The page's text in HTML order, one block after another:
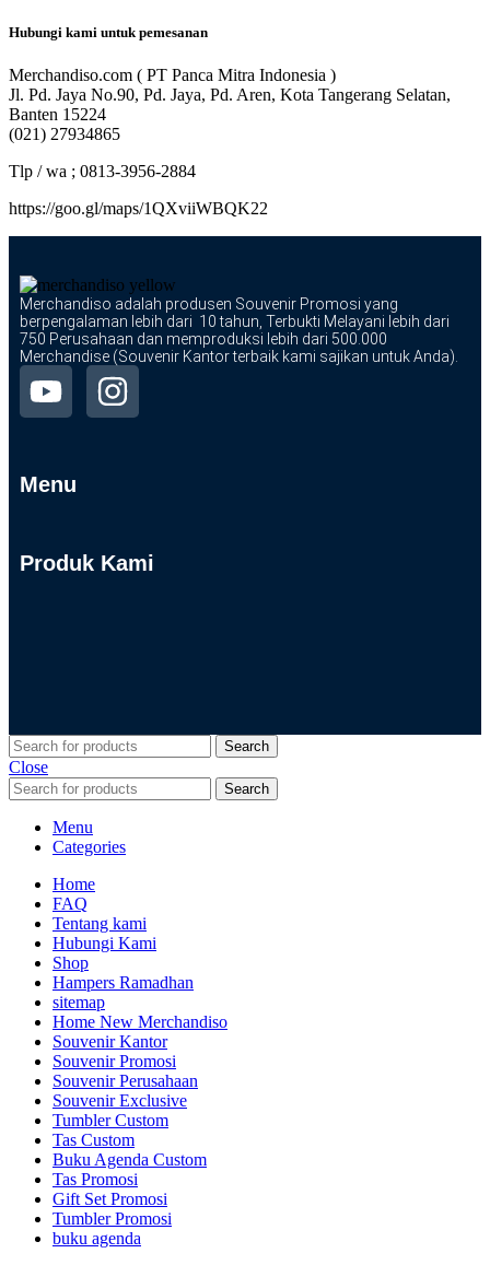
Hubungi kami untuk pemesanan
Merchandiso.com ( PT Panca Mitra Indonesia )
Jl. Pd. Jaya No.90, Pd. Jaya, Pd. Aren, Kota Tangerang Selatan,
Banten 15224
(021) 27934865
Tlp / wa ; 0813-3956-2884
https://goo.gl/maps/1QXviiWBQK22
Merchandiso adalah produsen Souvenir Promosi yang
berpengalaman lebih dari 10 tahun, Terbukti Melayani lebih dari
750 Perusahaan dan memproduksi lebih dari 500.000
Merchandise (Souvenir Kantor terbaik kami sajikan untuk Anda).
Menu
Produk Kami
Search
Close
Search
Menu
Categories
Home
FAQ
Tentang kami
Hubungi Kami
Shop
Hampers Ramadhan
sitemap
Home New Merchandiso
Souvenir Kantor
Souvenir Promosi
Souvenir Perusahaan
Souvenir Exclusive
Tumbler Custom
Tas Custom
Buku Agenda Custom
Tas Promosi
Gift Set Promosi
Tumbler Promosi
buku agenda